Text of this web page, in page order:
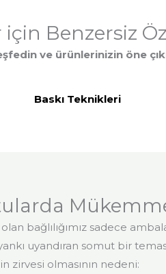
Benzersiz
ve ürünlerinizin öne
Baskı Teknikleri
bağlılığımız sadece
uyandıran somut bir
zirvesi olmasının nedeni: